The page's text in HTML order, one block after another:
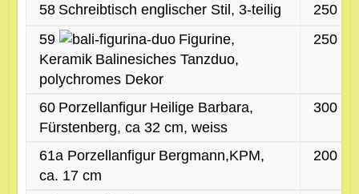
58 Schreibtisch englischer Stil, 3-teilig
250 €
59
Figurine,
Keramik Balinesiches Tanzduo,
polychromes Dekor
250 €
60 Porzellanfigur Heilige Barbara,
Fürstenberg, ca 32 cm, weiss
300 €
61a Porzellanfigur Bergmann,KPM,
ca. 17 cm
200 €